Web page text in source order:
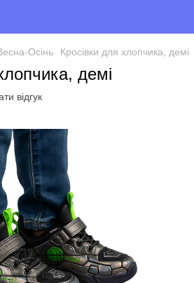
Осінь Кросівки для хлопчика, демі
демі
відгук